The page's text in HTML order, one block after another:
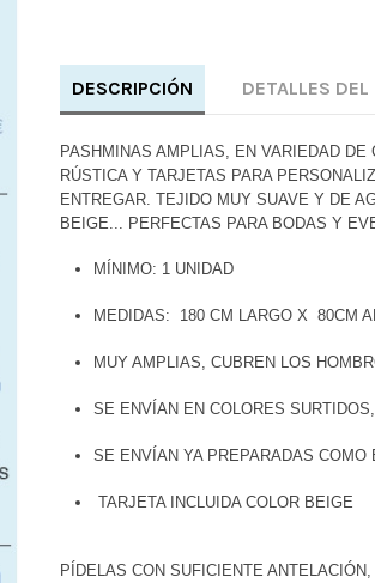
DESCRIPCIÓN DETALLES
PASHMINAS AMPLIAS, EN VARIEDAD
RÚSTICA Y TARJETAS PARA
ENTREGAR. TEJIDO MUY SUAVE Y DE
BEIGE... PERFECTAS PARA BODAS Y
MÍNIMO: 1 UNIDAD
MEDIDAS: 180 CM LARGO X 80CM
MUY AMPLIAS, CUBREN LOS
SE ENVÍAN EN COLORES
SE ENVÍAN YA PREPARADAS COMO
TARJETA INCLUIDA COLOR BEIGE
PÍDELAS CON SUFICIENTE